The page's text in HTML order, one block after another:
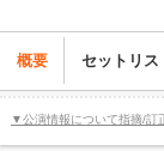
概要 セットリス
▼公演情報について指摘/訂